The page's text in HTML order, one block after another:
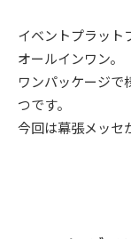
イベントプラッ
オールインワン。
ワンパッケージで
つです。
今回は幕張メッセ